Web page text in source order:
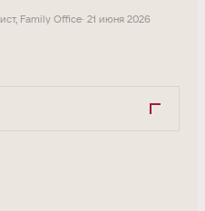
Family Office· 21 июня 2026